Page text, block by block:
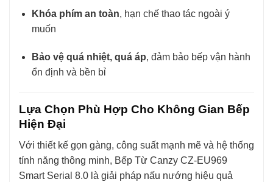
Khóa phím an toàn, hạn chế thao tác ngoài ý
muốn
Bảo vệ quá nhiệt, quá áp, đảm bảo bếp vận hành
ổn định và bền bỉ
Lựa Chọn Phù Hợp Cho Không Gian Bếp
Hiện Đại
Với thiết kế gọn gàng, công suất mạnh mẽ và hệ thống
tính năng thông minh, Bếp Từ Canzy CZ-EU969
Smart Serial 8.0 là giải pháp nấu nướng hiệu quả